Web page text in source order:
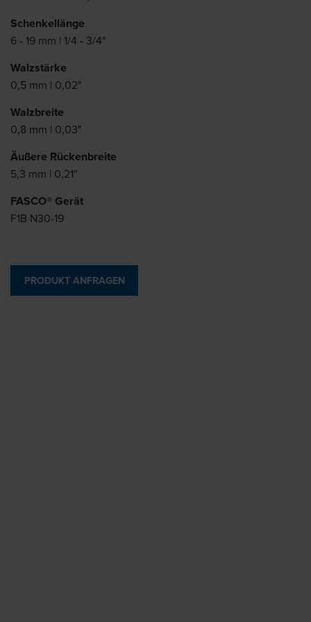
Schenkellänge
6 - 19 mm | 1/4 - 3/4"
Walzstärke
0,5 mm | 0,02"
Walzbreite
0,8 mm | 0,03"
Äußere Rückenbreite
5,3 mm | 0,21"
FASCO® Gerät
F1B N30-19
PRODUKT ANFRAGEN